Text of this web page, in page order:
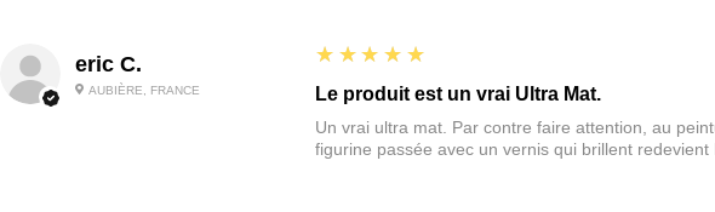
eric C.
AUBIÈRE, FRANCE
5
★★★★★
Le produit est un vrai Ultra Mat.
Un vrai ultra mat. Par contre faire attention, au
figurine passée avec un vernis qui brillent redevient